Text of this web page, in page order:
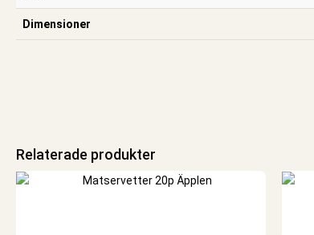
Dimensioner
Relaterade produkter